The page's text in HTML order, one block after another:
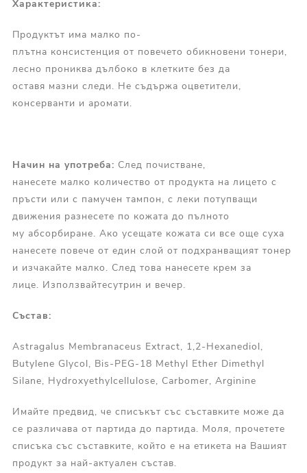
Характеристика:
Продуктът има малко по-
плътна консистенция от повечето обикновени тонери,
лесно прониква дълбоко в клетките без да
оставя мазни следи. Не съдържа оцветители,
консерванти и аромати.
Начин на употреба: След почистване,
нанесете малко количество от продукта на лицето с
пръсти или с памучен тампон, с леки потупващи
движения разнесете по кожата до пълното
му абсорбиране. Ако усещате кожата си все още суха
нанесете повече от един слой от подхранващият тонер
и изчакайте малко. След това нанесете крем за
лице. Използвайтесутрин и вечер.
Състав:
Astragalus Membranaceus Extract, 1,2-Hexanediol,
Butylene Glycol, Bis-PEG-18 Methyl Ether Dimethyl
Silane, Hydroxyethylcellulose, Carbomer, Arginine
Имайте предвид, че списъкът със съставките може да
се различава от партида до партида. Моля, прочетете
списъка със съставките, който е на етикета на Вашият
продукт за най-актуален състав.